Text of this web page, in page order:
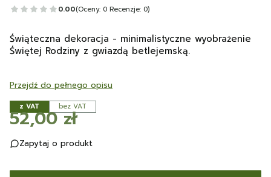
0.00(Oceny: 0 Recenzje: 0)
Świąteczna dekoracja - minimalistyczne wyobrażenie
Świętej Rodziny z gwiazdą betlejemską.
Przejdź do pełnego opisu
z VAT bez VAT
Cena
52,00 zł
Zapytaj o produkt